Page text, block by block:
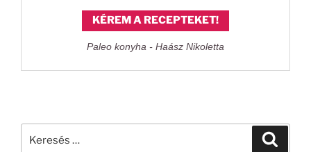
KÉREM A RECEPTEKET!
Paleo konyha - Haász Nikoletta